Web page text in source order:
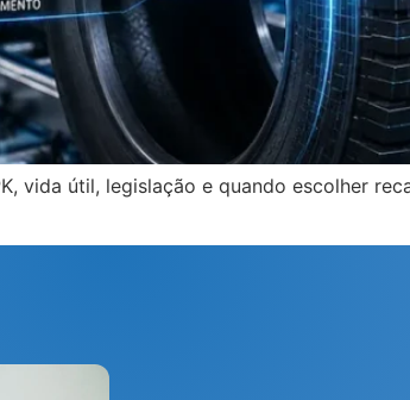
vida útil, legislação e quando escolher